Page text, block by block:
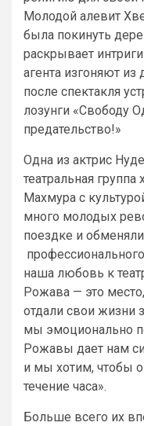
Молодой алевит
была покинуть
раскрывает
агента изгоняют
после спектакля
лозунги «Свободу
предательство!»
Одна из актрис
театральная группа
Махмура с
много молодых
поездке и
наша любовь к
Рожава — это
отдали свои жизни
мы эмоционально
Рожавы дает нам
и мы хотим, чтобы
течение часа».
Больше всего их